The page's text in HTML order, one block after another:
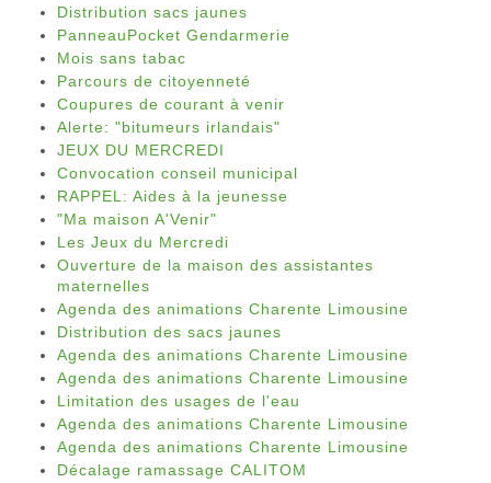
Distribution sacs jaunes
PanneauPocket Gendarmerie
Mois sans tabac
Parcours de citoyenneté
Coupures de courant à venir
Alerte: "bitumeurs irlandais"
JEUX DU MERCREDI
Convocation conseil municipal
RAPPEL: Aides à la jeunesse
"Ma maison A'Venir"
Les Jeux du Mercredi
Ouverture de la maison des assistantes
maternelles
Agenda des animations Charente Limousine
Distribution des sacs jaunes
Agenda des animations Charente Limousine
Agenda des animations Charente Limousine
Limitation des usages de l'eau
Agenda des animations Charente Limousine
Agenda des animations Charente Limousine
Décalage ramassage CALITOM